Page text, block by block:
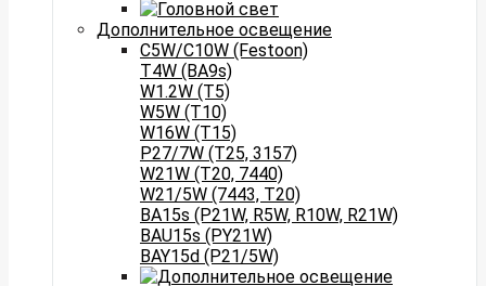
Дополнительное освещение
C5W/C10W (Festoon)
T4W (BA9s)
W1.2W (T5)
W5W (T10)
W16W (T15)
P27/7W (T25, 3157)
W21W (T20, 7440)
W21/5W (7443, T20)
BA15s (P21W, R5W, R10W, R21W)
BAU15s (PY21W)
BAY15d (P21/5W)